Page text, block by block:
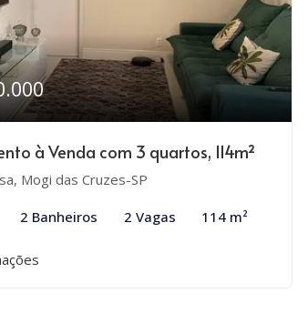
à Venda com 3 quartos, 114m²
Mogi das Cruzes-SP
2 Banheiros 2 Vagas 114 m²